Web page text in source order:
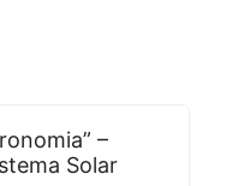
–
Solar